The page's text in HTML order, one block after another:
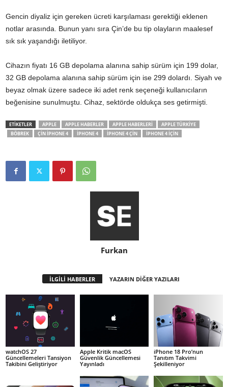
Gencin diyaliz için gereken ücreti karşılaması gerektiği eklenen
notlar arasında. Bunun yanı sıra Çin’de bu tip olayların maalesef
sık sık yaşandığı iletiliyor.
Cihazın fiyatı 16 GB depolama alanına sahip sürüm için 199 dolar,
32 GB depolama alanına sahip sürüm için ise 299 dolardı. Siyah ve
beyaz olmak üzere sadece iki adet renk seçeneği kullanıcıların
beğenisine sunulmuştu. Cihaz, sektörde oldukça ses getirmişti.
ETİKETLER APPLE APPLE HABERLER APPLE HABERLERI
APPLE TÜRKIYE
BÖBREK
ÇIN IPHONE 4 IPHONE 4 IPHONE 4 ÇIN IPHONE 4 IÇIN
Furkan
İLGİLİ HABERLER YAZARIN DİĞER YAZILARI
watchOS 27
Güncellemeleri Tansiyon
Takibini Geliştiriyor
Apple Kritik macOS
Güvenlik Güncellemesi
Yayınladı
iPhone 18 Pro’nun
Tanıtım Takvimi
Şekilleniyor